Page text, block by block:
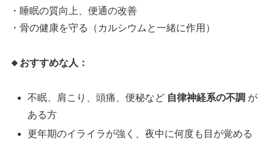
・睡眠の質向上、便通の改善
・骨の健康を守る（カルシウムと一緒に作用）
🔸おすすめな人：
不眠、肩こり、頭痛、便秘など 自律神経系の不調 が
ある方
更年期のイライラが強く、夜中に何度も目が覚める